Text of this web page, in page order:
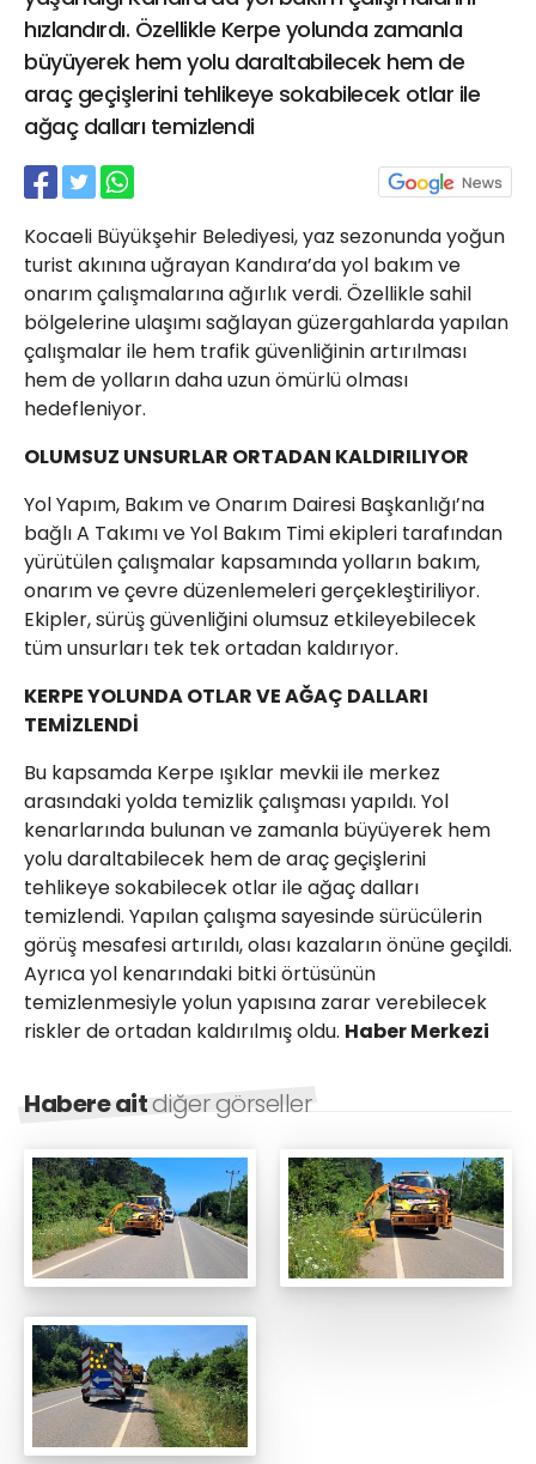
hızlandırdı. Özellikle Kerpe yolunda zamanla
büyüyerek hem yolu daraltabilecek hem de
araç geçişlerini tehlikeye sokabilecek otlar ile
ağaç dalları temizlendi
Kocaeli Büyükşehir Belediyesi, yaz sezonunda yoğun
turist akınına uğrayan Kandıra’da yol bakım ve
onarım çalışmalarına ağırlık verdi. Özellikle sahil
bölgelerine ulaşımı sağlayan güzergahlarda yapılan
çalışmalar ile hem trafik güvenliğinin artırılması
hem de yolların daha uzun ömürlü olması
hedefleniyor.
OLUMSUZ UNSURLAR ORTADAN KALDIRILIYOR
Yol Yapım, Bakım ve Onarım Dairesi Başkanlığı’na
bağlı A Takımı ve Yol Bakım Timi ekipleri tarafından
yürütülen çalışmalar kapsamında yolların bakım,
onarım ve çevre düzenlemeleri gerçekleştiriliyor.
Ekipler, sürüş güvenliğini olumsuz etkileyebilecek
tüm unsurları tek tek ortadan kaldırıyor.
KERPE YOLUNDA OTLAR VE AĞAÇ DALLARI
TEMİZLENDİ
Bu kapsamda Kerpe ışıklar mevkii ile merkez
arasındaki yolda temizlik çalışması yapıldı. Yol
kenarlarında bulunan ve zamanla büyüyerek hem
yolu daraltabilecek hem de araç geçişlerini
tehlikeye sokabilecek otlar ile ağaç dalları
temizlendi. Yapılan çalışma sayesinde sürücülerin
görüş mesafesi artırıldı, olası kazaların önüne geçildi.
Ayrıca yol kenarındaki bitki örtüsünün
temizlenmesiyle yolun yapısına zarar verebilecek
riskler de ortadan kaldırılmış oldu. Haber Merkezi
Habere aitdiğer görseller
21 Gölcük
02624132333
haber@golcukpostasi.com